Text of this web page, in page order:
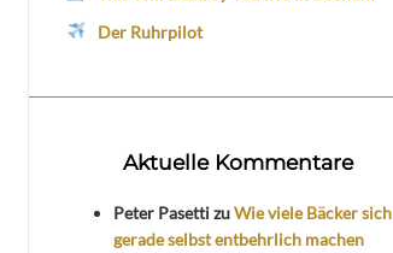
Der Ruhrpilot
Aktuelle Kommentare
Peter PasettizuWie viele Bäcker sich
gerade selbst entbehrlich machen